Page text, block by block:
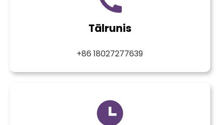
Tālrunis
+86 18027277639